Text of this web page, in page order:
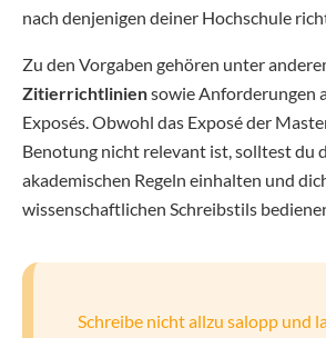
nach denjenigen deiner Hochschule
Zu den Vorgaben gehören unter
Zitierrichtliniensowie Anforderungen
Exposés. Obwohl das Exposé der
Benotung nicht relevant ist, solltest du
akademischen Regeln einhalten und
wissenschaftlichen Schreibstils
Schreibe nicht allzu salopp und